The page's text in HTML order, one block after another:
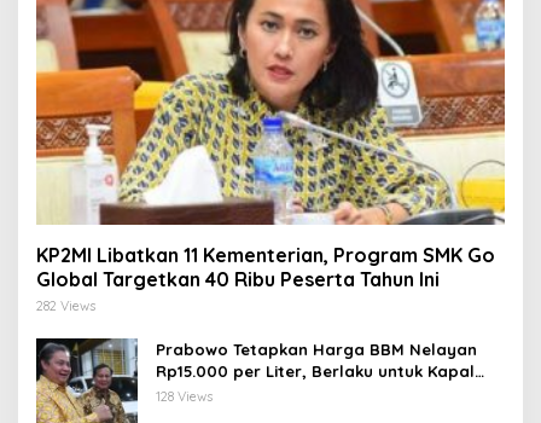
KP2MI Libatkan 11 Kementerian, Program SMK Go
Global Targetkan 40 Ribu Peserta Tahun Ini
282 Views
Prabowo Tetapkan Harga BBM Nelayan
Rp15.000 per Liter, Berlaku untuk Kapal
30-200 GT
128 Views